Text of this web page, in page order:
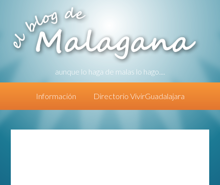
aunque lo haga de malas lo hago....
Información Directorio VivirGuadalajara